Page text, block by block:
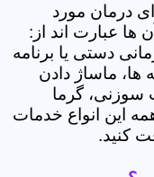
درمان مورد
ها عبارت اند از:
دستی یا برنامه
ماساژ دادن
گرما
این انواع خدمات
کنید.